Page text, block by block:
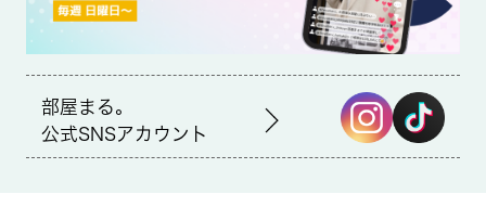
取引形態
備考
部屋まる。
公式SNSアカウント